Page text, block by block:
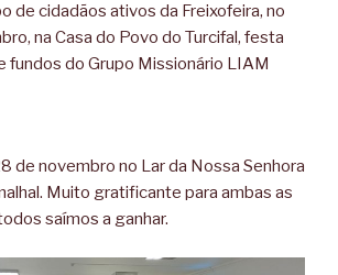
de cidadãos ativos da Freixofeira, no
na Casa do Povo do Turcifal, festa
fundos do Grupo Missionário LIAM
de novembro no Lar da Nossa Senhora
Muito gratificante para ambas as
saímos a ganhar.